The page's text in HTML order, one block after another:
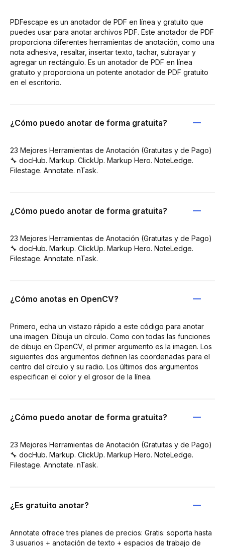
PDFescape es un anotador de PDF en línea y gratuito que
puedes usar para anotar archivos PDF. Este anotador de PDF
proporciona diferentes herramientas de anotación, como una
nota adhesiva, resaltar, insertar texto, tachar, subrayar y
agregar un rectángulo. Es un anotador de PDF en línea
gratuito y proporciona un potente anotador de PDF gratuito
en el escritorio.
¿Cómo puedo anotar de forma gratuita?
23 Mejores Herramientas de Anotación (Gratuitas y de Pago)
🔧 docHub. Markup. ClickUp. Markup Hero. NoteLedge.
Filestage. Annotate. nTask.
¿Cómo puedo anotar de forma gratuita?
23 Mejores Herramientas de Anotación (Gratuitas y de Pago)
🔧 docHub. Markup. ClickUp. Markup Hero. NoteLedge.
Filestage. Annotate. nTask.
¿Cómo anotas en OpenCV?
Primero, echa un vistazo rápido a este código para anotar
una imagen. Dibuja un círculo. Como con todas las funciones
de dibujo en OpenCV, el primer argumento es la imagen. Los
siguientes dos argumentos definen las coordenadas para el
centro del círculo y su radio. Los últimos dos argumentos
especifican el color y el grosor de la línea.
¿Cómo puedo anotar de forma gratuita?
23 Mejores Herramientas de Anotación (Gratuitas y de Pago)
🔧 docHub. Markup. ClickUp. Markup Hero. NoteLedge.
Filestage. Annotate. nTask.
¿Es gratuito anotar?
Annotate ofrece tres planes de precios: Gratis: soporta hasta
3 usuarios + anotación de texto + espacios de trabajo de